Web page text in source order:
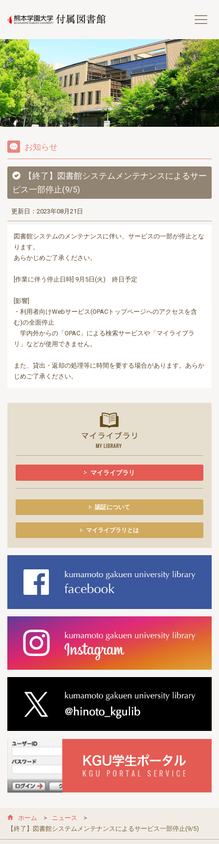
熊
お知らせ
【終了】図書館システムメンテナンスによるサー
ビス一部停止(9/5)
更新日：2023年08月21日
図書館システムのメンテナンスに伴い、サービスの一部が停止とな
ります。
あらかじめご了承ください。
[作業に伴う停止日時] 9月5日(火) 終日予定
[影響]
・利用者向けWebサービス(OPACトップページへのアクセスを含
む)の全面停止
学内外からの「OPAC」による検索サービスや「マイライブラ
リ」などが使用できません。
また、貸出・返却の処理等に時間を要する場合があります。あらか
じめご了承ください。
マイライブラリ
認証について
マイライブラリとは
ホーム
ニュース
【終了】図書館システムメンテナンスによるサービス一部停止(9/5)